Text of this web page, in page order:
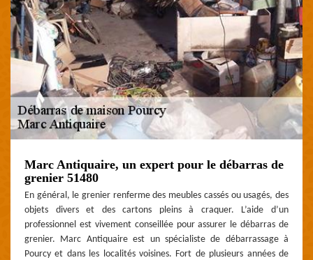
Marc Antiquaire, un expert pour le débarras de
grenier 51480
En général, le grenier renferme des meubles cassés ou usagés, des
objets divers et des cartons pleins à craquer. L’aide d’un
professionnel est vivement conseillée pour assurer le débarras de
grenier. Marc Antiquaire est un spécialiste de débarrassage à
Pourcy et dans les localités voisines. Fort de plusieurs années de